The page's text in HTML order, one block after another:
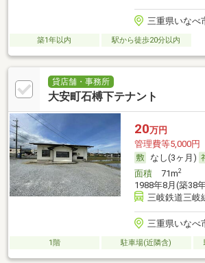
三重県いなべ
築1年以内 駅から徒歩20分以内
貸店舗・事務所
大安町石榑下テナント
20万円
管理費等5,000円
なし(3ヶ月)
面積71m2
1988年8月(築38
三岐鉄道三岐
三重県いなべ
1階 駐車場(近隣含)